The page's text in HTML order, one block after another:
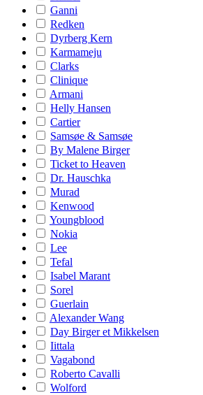
Ganni
Redken
Dyrberg Kern
Karmameju
Clarks
Clinique
Armani
Helly Hansen
Cartier
Samsøe & Samsøe
By Malene Birger
Ticket to Heaven
Dr. Hauschka
Murad
Kenwood
Youngblood
Nokia
Lee
Tefal
Isabel Marant
Sorel
Guerlain
Alexander Wang
Day Birger et Mikkelsen
Iittala
Vagabond
Roberto Cavalli
Wolford